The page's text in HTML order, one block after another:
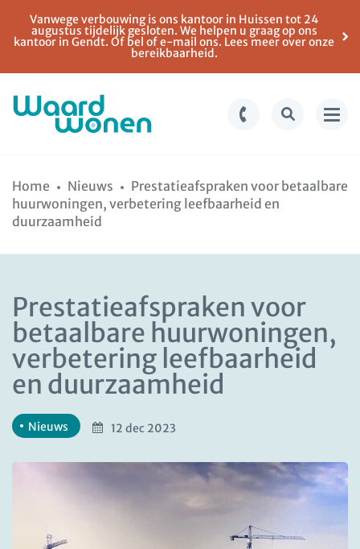
naar
inhoud
naar
navigatie
Vanwege verbouwing is ons kantoor in Huissen tot 24
augustus tijdelijk gesloten. We helpen u graag op ons
kantoor in Gendt. Of bel of e-mail ons. Lees meer over onze
bereikbaarheid.
Home Nieuws
Prestatieafspraken voor betaalbare
huurwoningen, verbetering leefbaarheid en
duurzaamheid
Prestatieafspraken voor
betaalbare huurwoningen,
verbetering leefbaarheid
en duurzaamheid
Nieuws 12 dec 2023